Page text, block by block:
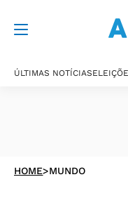
ÚLTIMAS NOTÍCIAS
HOME>MUNDO